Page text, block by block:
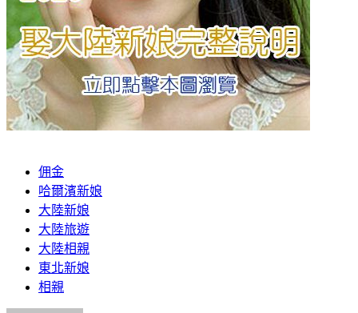
佣金
哈爾濱新娘
大陸新娘
大陸旅遊
大陸相親
東北新娘
相親